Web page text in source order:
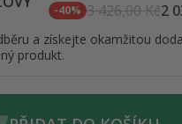
-40% 3 426,00 Kč2
a získejte okamžitou
produkt.